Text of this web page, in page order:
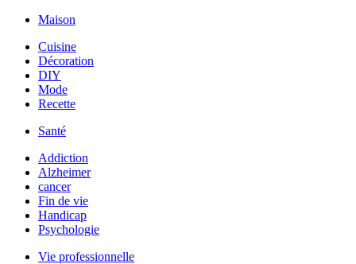
Maison
Cuisine
Décoration
DIY
Mode
Recette
Santé
Addiction
Alzheimer
cancer
Fin de vie
Handicap
Psychologie
Vie professionnelle